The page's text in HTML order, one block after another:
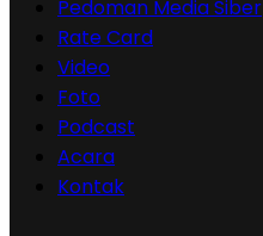
Pedoman Media Siber
Rate Card
Video
Foto
Podcast
Acara
Kontak